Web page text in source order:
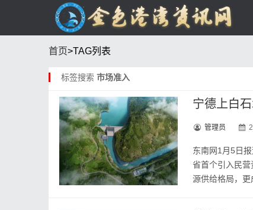
首页>TAG列表
标签搜索 市场准入
宁德上白
管理员
东南网1月5日
省首个引入民营
源供给格局，更